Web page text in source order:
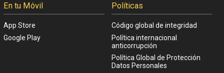
En tu Móvil
App Store
Google Play
Políticas
Código global de integridad
Política internacional
anticorrupción
Política Global de Protección
Datos Personales